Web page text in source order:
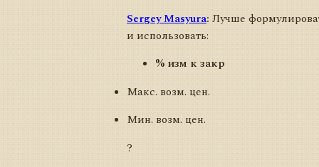
Sergey Masyura: Лучше
и использовать:
% изм к закр
Макс. возм. цен.
Мин. возм. цен.
?